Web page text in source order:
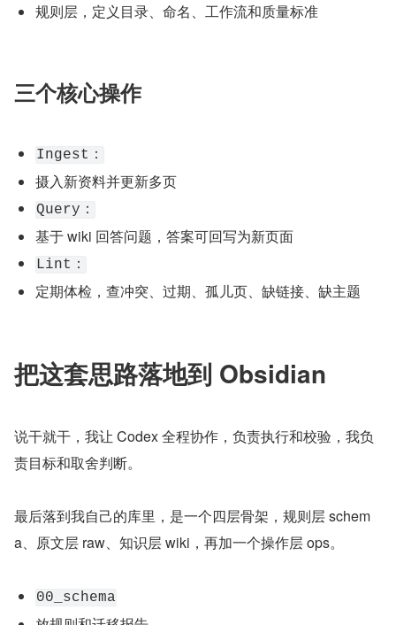
规则层，定义目录、命名、工作流和质量标准
三个核心操作
Ingest：
摄入新资料并更新多页
Query：
基于 wiki 回答问题，答案可回写为新页面
Lint：
定期体检，查冲突、过期、孤儿页、缺链接、缺主题
把这套思路落地到 Obsidian
说干就干，我让 Codex 全程协作，负责执行和校验，我负
责目标和取舍判断。
最后落到我自己的库里，是一个四层骨架，规则层 schem
a、原文层 raw、知识层 wiki，再加一个操作层 ops。
00_schema